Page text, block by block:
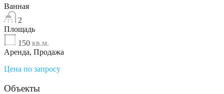
Ванная
2
Площадь
150 кв.м.
Аренда, Продажа
Цена по запросу
Объекты